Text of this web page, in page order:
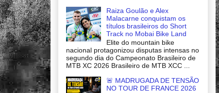
Raiza Goulão e Alex
Malacarne conquistam os
títulos brasileiros do Short
Track no Mobai Bike Land
Elite do mountain bike
nacional protagonizou disputas intensas no
segundo dia do Campeonato Brasileiro de
MTB XC 2026 Brasileiro de MTB XCC ...
🚨 MADRUGADA DE TENSÃO
NO TOUR DE FRANCE 2026